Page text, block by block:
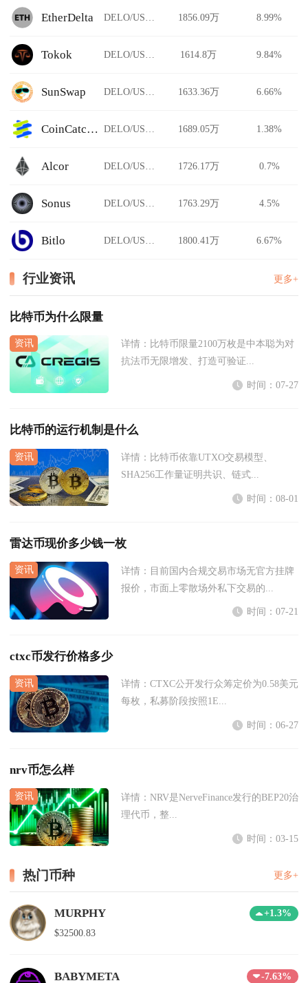
EtherDelta 1856.09万 8.99%
Tokok 1614.8万 9.84%
SunSwap 1633.36万 6.66%
CoinCatch Derivatives 1689.05万 1.38%
Alcor 1726.17万 0.7%
Sonus 1763.29万 4.5%
Bitlo 1800.41万 6.67%
行业资讯 更多+
比特币为什么限量
详情： 比特币限量2100万枚是中本聪为对
抗法币无限增发、打造可验证...
时间：07-27
比特币的运行机制是什么
详情： 比特币依靠UTXO交易模型、
SHA256工作量证明共识、链式...
时间：08-01
雷达币现价多少钱一枚
详情： 目前国内合规交易市场无官方挂牌
报价，市面上零散场外私下交易的...
时间：07-21
ctxc币发行价格多少
详情： CTXC公开发行众筹定价为0.58美元
每枚，私募阶段按照1E...
时间：06-27
nrv币怎么样
详情： NRV是NerveFinance发行的BEP20治
理代币，整...
时间：03-15
热门币种 更多+
MURPHY
+1.3%
$32500.83
BABYMETA -7.63%